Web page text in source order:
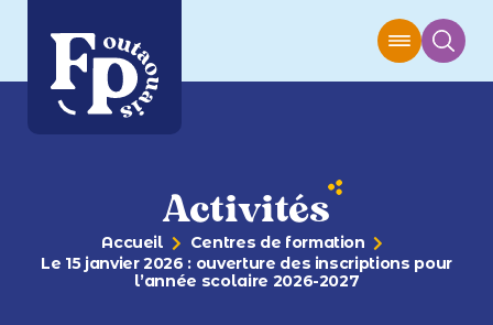
Activités
Accueil
Centres de formation
Le 15 janvier 2026 : ouverture des inscriptions pour
l’année scolaire 2026-2027